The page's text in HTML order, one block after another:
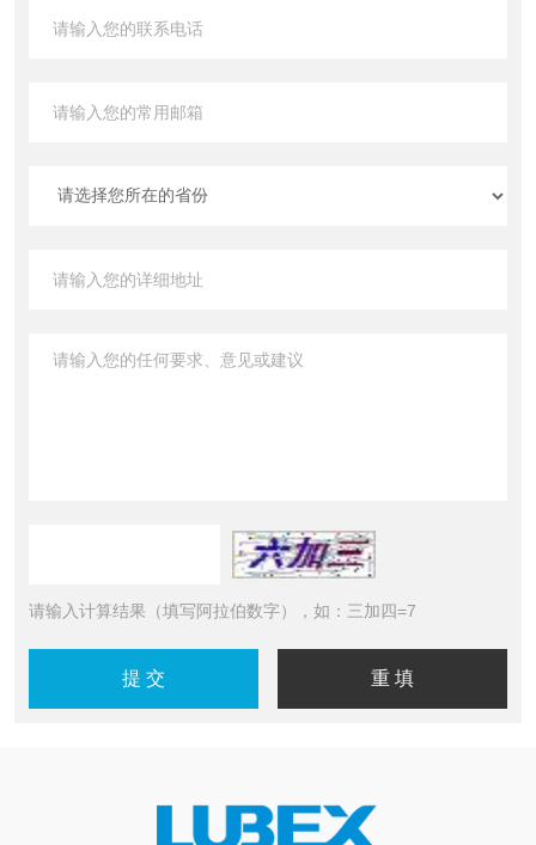
请输入计算结果（填写阿拉伯数字），如：三加四=7